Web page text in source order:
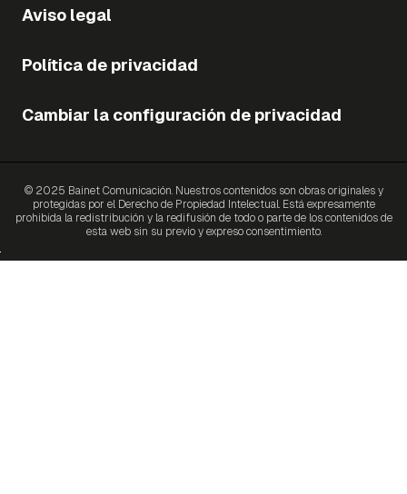
Aviso legal
Política de privacidad
Cambiar la configuración de privacidad
© 2025 Bainet Comunicación. Nuestros contenidos son obras originales y
protegidas por el Derecho de Propiedad Intelectual. Está expresamente
prohibida la redistribución y la redifusión de todo o parte de los contenidos de
esta web sin su previo y expreso consentimiento.